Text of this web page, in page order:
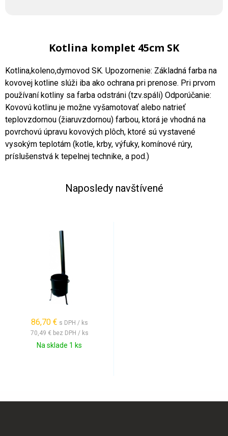
Kotlina komplet 45cm SK
Kotlina,koleno,dymovod SK. Upozornenie: Základná farba na
kovovej kotline slúži iba ako ochrana pri prenose. Pri prvom
používaní kotliny sa farba odstráni (tzv.spáli) Odporúčanie:
Kovovú kotlinu je možne vyšamotovať alebo natrieť
teplovzdornou (žiaruvzdornou) farbou, ktorá je vhodná na
povrchovú úpravu kovových plôch, ktoré sú vystavené
vysokým teplotám (kotle, krby, výfuky, komínové rúry,
príslušenstvá k tepelnej technike, a pod.)
Naposledy navštívené
86,70 € s DPH / ks
70,49 € bez DPH / ks
Na sklade 1 ks